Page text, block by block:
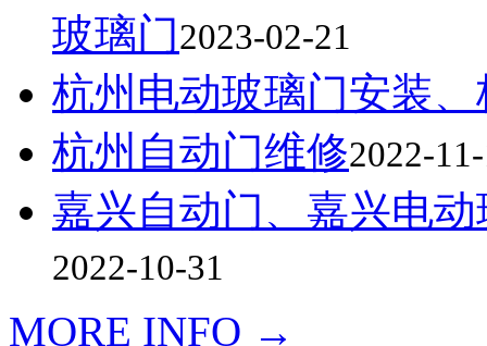
玻璃门2023-02-21
杭州电动玻璃门安装
杭州自动门维修2022-
嘉兴自动门、嘉兴电
2022-10-31
MORE INFO →